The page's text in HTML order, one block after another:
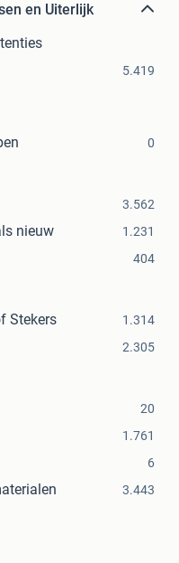
en Uiterlijk
5.419
0
3.562
nieuw 1.231
404
Stekers
1.314
2.305
20
1.761
6
3.443